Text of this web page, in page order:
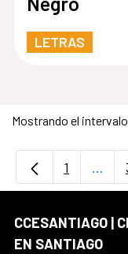
LETRAS
Mostrando el
Página
1 ...
CCESANTIAGO |
EN SANTIAGO